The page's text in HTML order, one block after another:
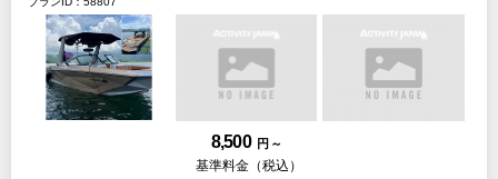
8,500 円 ～
基準料金（税込）